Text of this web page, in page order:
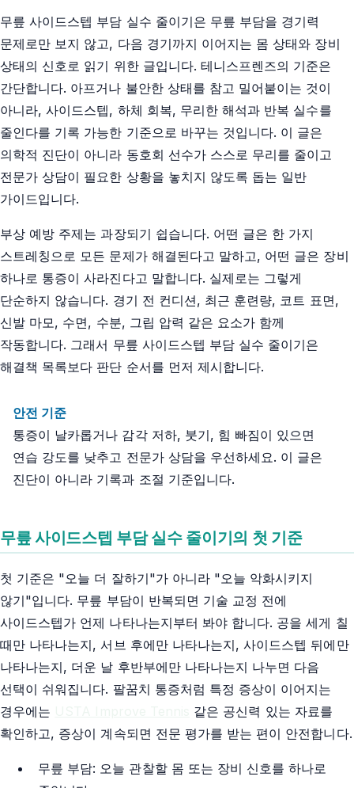
무릎 사이드스텝 부담 실수 줄이기은 무릎 부담을 경기력
문제로만 보지 않고, 다음 경기까지 이어지는 몸 상태와 장비
상태의 신호로 읽기 위한 글입니다. 테니스프렌즈의 기준은
간단합니다. 아프거나 불안한 상태를 참고 밀어붙이는 것이
아니라, 사이드스텝, 하체 회복, 무리한 해석과 반복 실수를
줄인다를 기록 가능한 기준으로 바꾸는 것입니다. 이 글은
의학적 진단이 아니라 동호회 선수가 스스로 무리를 줄이고
전문가 상담이 필요한 상황을 놓치지 않도록 돕는 일반
가이드입니다.
부상 예방 주제는 과장되기 쉽습니다. 어떤 글은 한 가지
스트레칭으로 모든 문제가 해결된다고 말하고, 어떤 글은 장비
하나로 통증이 사라진다고 말합니다. 실제로는 그렇게
단순하지 않습니다. 경기 전 컨디션, 최근 훈련량, 코트 표면,
신발 마모, 수면, 수분, 그립 압력 같은 요소가 함께
작동합니다. 그래서 무릎 사이드스텝 부담 실수 줄이기은
해결책 목록보다 판단 순서를 먼저 제시합니다.
안전 기준
통증이 날카롭거나 감각 저하, 붓기, 힘 빠짐이 있으면
연습 강도를 낮추고 전문가 상담을 우선하세요. 이 글은
진단이 아니라 기록과 조절 기준입니다.
무릎 사이드스텝 부담 실수 줄이기의 첫 기준
첫 기준은 "오늘 더 잘하기"가 아니라 "오늘 악화시키지
않기"입니다. 무릎 부담이 반복되면 기술 교정 전에
사이드스텝가 언제 나타나는지부터 봐야 합니다. 공을 세게 칠
때만 나타나는지, 서브 후에만 나타나는지, 사이드스텝 뒤에만
나타나는지, 더운 날 후반부에만 나타나는지 나누면 다음
선택이 쉬워집니다. 팔꿈치 통증처럼 특정 증상이 이어지는
경우에는
같은 공신력 있는 자료를
확인하고, 증상이 계속되면 전문 평가를 받는 편이 안전합니다.
무릎 부담: 오늘 관찰할 몸 또는 장비 신호를 하나로